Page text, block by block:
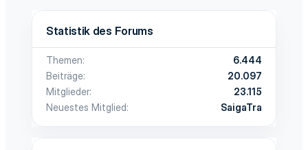
Statistik des Forums
Themen
6.444
Beiträge
20.097
Mitglieder
23.115
Neuestes Mitglied
SaigaTra